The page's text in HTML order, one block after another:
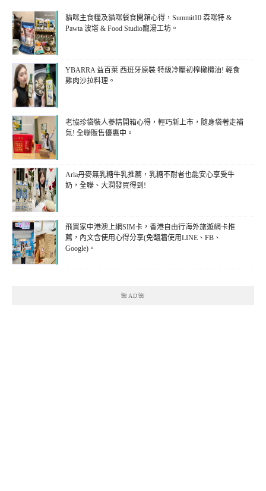
貓咪主食糧及貓咪餐食開箱心得，Summit10 森咪特 &
Pawta 波塔 & Food Studio寵湯工坊。
YBARRA 益百萊 西班牙原裝 特級冷壓初榨橄欖油! 輕食
雞肉沙拉料理。
老協珍袋裝人蔘精開箱心得，輕巧新上市，隨身袋著走補
氣! 全聯販售優惠中。
Arla丹麥無乳糖牛乳推薦，乳糖不耐者也能安心享受牛
奶，全聯、大潤發買得到!
飛買家中港澳上網SIM卡，香港自由行海外旅遊網卡推
薦，內文含使用心得分享(免翻牆使用LINE、FB、
Google)。
🌺AD🌺